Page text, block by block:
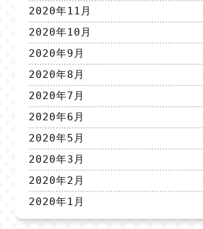
2020年11月
2020年10月
2020年9月
2020年8月
2020年7月
2020年6月
2020年5月
2020年3月
2020年2月
2020年1月